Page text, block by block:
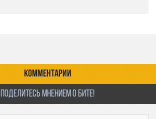
КОММЕНТАРИИ
ПОДЕЛИТЕСЬ МНЕНИЕМ О БИТЕ!